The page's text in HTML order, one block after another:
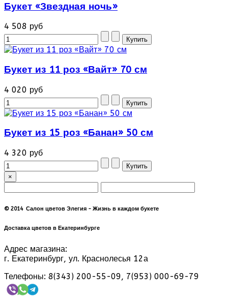
Букет «Звездная ночь»
4 508 руб
Букет из 11 роз «Вайт» 70 см
4 020 руб
Букет из 15 роз «Банан» 50 см
4 320 руб
×
© 2014 Салон цветов Элегия - Жизнь в каждом букете
Доставка цветов в Екатеринбурге
Адрес магазина:
г. Екатеринбург, ул. Краснолесья 12а
Телефоны: 8(343) 200-55-09, 7(953) 000-69-79